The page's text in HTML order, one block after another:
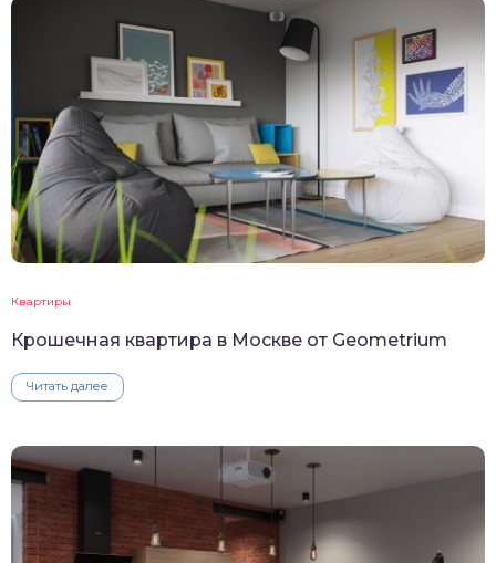
Квартиры
Крошечная квартира в Москве от Geometrium
Читать далее